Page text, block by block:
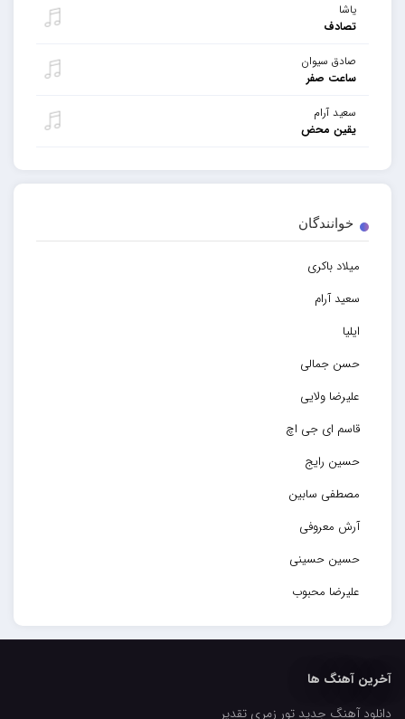
یاشا
تصادف
صادق سیوان
ساعت صفر
سعید آرام
یقین محض
خوانندگان
میلاد باکری
سعید آرام
ایلیا
حسن جمالی
علیرضا ولایی
قاسم ای جی اچ
حسین رایج
مصطفی سابین
آرش معروفی
حسین حسینی
علیرضا محبوب
حسین حصارکی
کاپیتان
آخرین آهنگ ها
دانلود آهنگ جدید تور زمری تقدیر